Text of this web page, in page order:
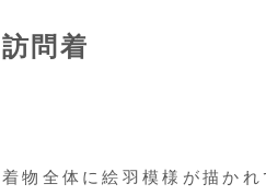
訪問着
着物全体に絵羽模様が描か